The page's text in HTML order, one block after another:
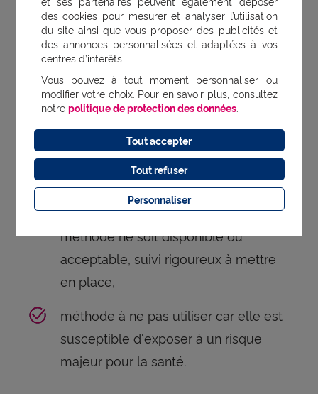
risque, les niveaux d'éligibilité des différents
moyens contraceptifs :
méthode utilisable sans aucune
restriction,
utilisable de manière générale, mais
avec un suivi plus attentif,
non recommandée de manière
générale à moins qu'aucune autre
méthode ne soit disponible ou
acceptable, suivi rigoureux à mettre
en place,
méthode à ne pas utiliser car elle est
susceptible d'exposer à un risque
majeur pour la santé.
des cookies pour mesurer et analyser l’utilisation
du site ainsi que vous proposer des publicités et
des annonces personnalisées et adaptées à vos
centres d’intérêts.
Vous pouvez à tout moment personnaliser ou
modifier votre choix. Pour en savoir plus, consultez
notre politique de protection des données.
Personnaliser
Tout refuser
Tout accepter